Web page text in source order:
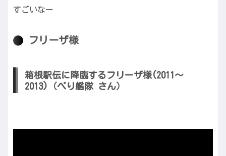
すごいなー
フリーザ様
箱根駅伝に降臨するフリーザ様(2011～
2013)（ぺり艦隊 さん）